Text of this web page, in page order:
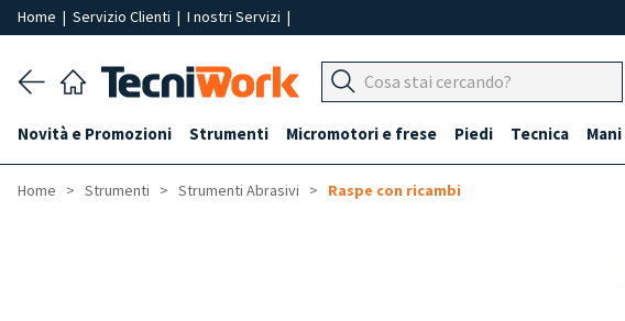
Home | Servizio Clienti | I nostri Servizi |
Novità e Promozioni Strumenti Micromotori e frese Piedi Tecnica Mani
Home Strumenti Strumenti Abrasivi Raspe con ricambi